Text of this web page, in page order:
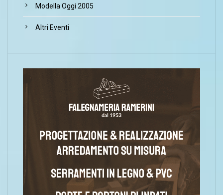
Modella Oggi 2005
Altri Eventi